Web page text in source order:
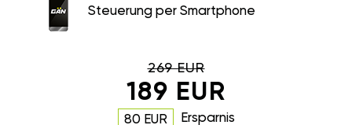
Steuerung per Smartphone
269 EUR
189 EUR
80 EUR Ersparnis